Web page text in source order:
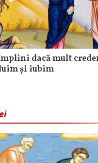
dacă mult
și iubim